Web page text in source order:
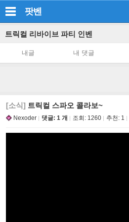
팟벤
트릭컬 리바이브 파티 인벤
내글 내 댓글
[소식] 트릭컬 스파오 콜라보~
Nexoder 댓글: 1 개 조회: 1260 추천: 1